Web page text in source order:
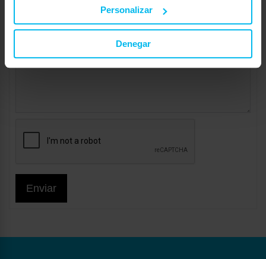
Personalizar
Denegar
Enviar